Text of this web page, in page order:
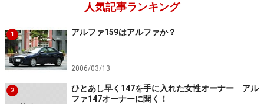
人気記事ランキング
1 アルファ159はアルファか？
2006/03/13
2
ひとあし早く147を手に入れた女性オーナー アル
ファ147オーナーに聞く！